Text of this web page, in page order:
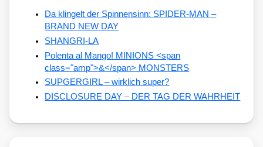
Da klingelt der Spinnensinn: SPIDER-MAN –
BRAND NEW DAY
SHANGRI-LA
Polenta al Mango! MINIONS <span
class="amp">&</span> MONSTERS
SUPGERGIRL – wirklich super?
DISCLOSURE DAY – DER TAG DER WAHRHEIT